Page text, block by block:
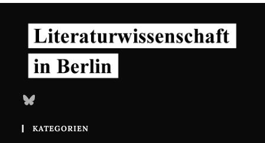
Bluesky
KATEGORIEN